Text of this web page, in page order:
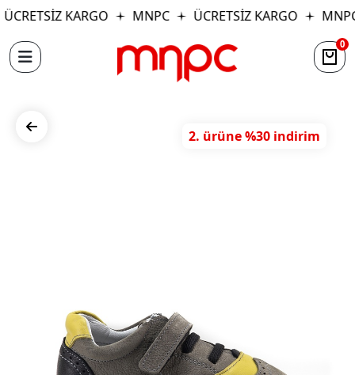
KARGO MNPC ÜCRETSİZ KARGO MNPC
0
2. ürüne %30 indirim